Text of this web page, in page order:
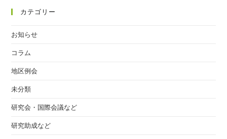
カテゴリー
お知らせ
コラム
地区例会
未分類
研究会・国際会議など
研究助成など